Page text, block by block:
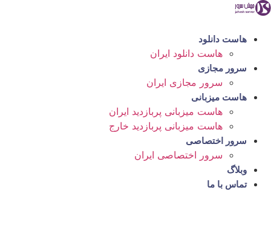
پرش
محتوا
هاست دانلود
هاست دانلود ایران
سرور مجازی
سرور مجازی ایران
هاست میزبانی
هاست میزبانی پربازدید ایران
هاست میزبانی پربازدید خارج
سرور اختصاصی
سرور اختصاصی ایران
وبلاگ
تماس با ما